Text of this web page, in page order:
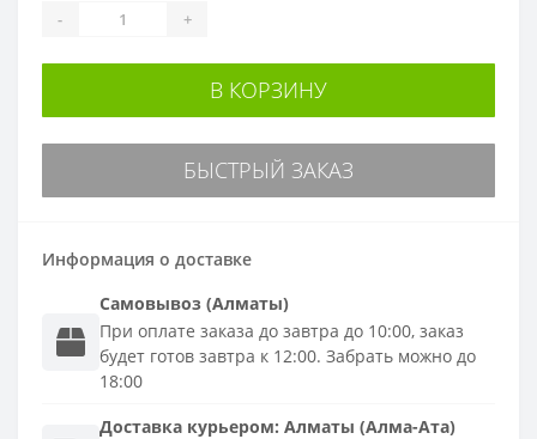
- +
В КОРЗИНУ
БЫСТРЫЙ ЗАКАЗ
Информация о доставке
Самовывоз (Алматы)
При оплате заказа до завтра до 10:00, заказ
будет готов завтра к 12:00. Забрать можно до
18:00
Доставка курьером: Алматы (Алма-Ата)